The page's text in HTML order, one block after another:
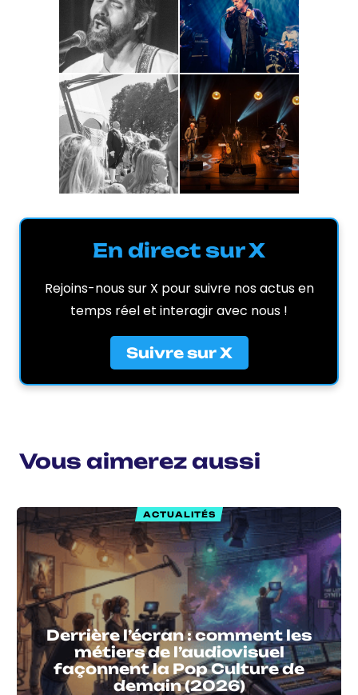
En direct sur X
Rejoins-nous sur X pour suivre nos actus en
temps réel et interagir avec nous !
Suivre sur X
Vous aimerez aussi
ACTUALITÉS
Derrière l’écran : comment les
métiers de l’audiovisuel
façonnent la Pop Culture de
demain (2026)